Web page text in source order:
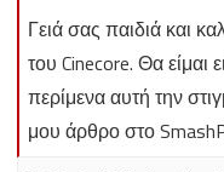
Γειά σας παιδιά και
του Cinecore. Θα είμαι
περίμενα αυτή την
μου άρθρο στο